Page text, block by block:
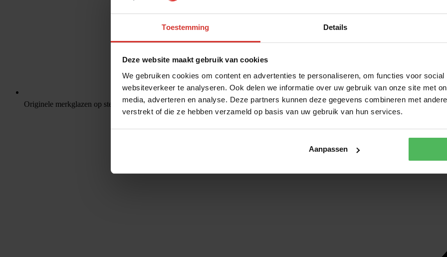
Toestemming Details
Deze website maakt gebruik van cookies
We gebruiken cookies om content en advertenties te personaliseren, om functies voor
websiteverkeer te analyseren. Ook delen we informatie over uw gebruik van onze site met
media, adverteren en analyse. Deze partners kunnen deze gegevens combineren met
verstrekt of die ze hebben verzameld op basis van uw gebruik van hun services.
Aanpassen
Originele merkglazen op sterkte